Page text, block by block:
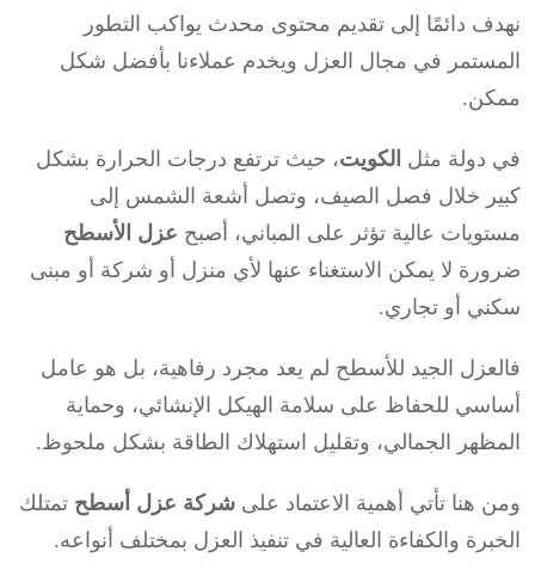
نهدف دائمًا إلى تقديم محتوى محدث يواكب التطور
المستمر في مجال العزل ويخدم عملاءنا بأفضل شكل
ممكن.
في دولة مثل الكويت، حيث ترتفع درجات الحرارة بشكل
كبير خلال فصل الصيف، وتصل أشعة الشمس إلى
مستويات عالية تؤثر على المباني، أصبح عزل الأسطح
ضرورة لا يمكن الاستغناء عنها لأي منزل أو شركة أو مبنى
سكني أو تجاري.
فالعزل الجيد للأسطح لم يعد مجرد رفاهية، بل هو عامل
أساسي للحفاظ على سلامة الهيكل الإنشائي، وحماية
المظهر الجمالي، وتقليل استهلاك الطاقة بشكل ملحوظ.
ومن هنا تأتي أهمية الاعتماد على شركة عزل أسطح تمتلك
الخبرة والكفاءة العالية في تنفيذ العزل بمختلف أنواعه.